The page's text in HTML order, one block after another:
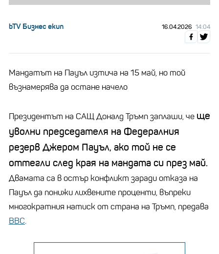
bTV Бизнес екип 16.04.2026 14:04
Мандатът на Пауъл изтича на 15 май, но той
възнамерява да остане начело
Президентът на САЩ Доналд Тръмп заплаши, че ще
уволни председателя на Федералния
резерв Джером Пауъл, ако той не се
оттегли след края на мандата си през май.
Двамата са в остър конфликт заради отказа на
Пауъл да понижи лихвените проценти, въпреки
многократния натиск от страна на Тръмп, предава
ВВС.